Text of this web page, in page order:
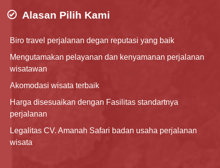
Alasan Pilih Kami
Biro travel perjalanan degan reputasi yang baik
Mengutamakan pelayanan dan kenyamanan perjalanan
wisatawan
Akomodasi wisata terbaik
Harga disesuaikan dengan Fasilitas standartnya
perjalanan
Legalitas CV. Amanah Safari badan usaha perjalanan
wisata